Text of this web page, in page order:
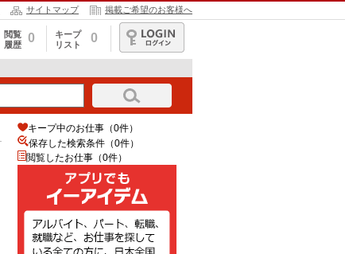
サイトマップ 掲載ご希望のお客様へ
閲覧
履歴
0
キープ
リスト
0
ログイン
キープ中のお仕事（0件）
保存した検索条件（0件）
閲覧したお仕事（0件）